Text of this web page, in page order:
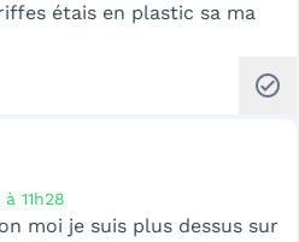
étais en plastic sa ma
check_circle
11h28
moi je suis plus dessus sur